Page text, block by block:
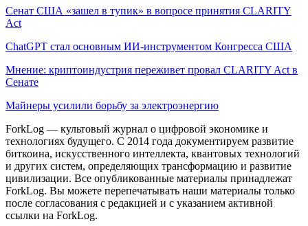
Сенат США «зашел в тупик» в вопросе принятия CLARITY
Act
ChatGPT стал основным ИИ-инструментом Конгресса США
Мнение: криптоиндустрия переживет провал CLARITY Act в
Сенате
Майнеры усилили борьбу за электроэнергию
ForkLog — культовый журнал о цифровой экономике и
технологиях будущего. С 2014 года документируем развитие
биткоина, искусственного интеллекта, квантовых технологий
и других систем, определяющих трансформацию и развитие
цивилизации. Все опубликованные материалы принадлежат
ForkLog. Вы можете перепечатывать наши материалы только
после согласования с редакцией и с указанием активной
ссылки на ForkLog.